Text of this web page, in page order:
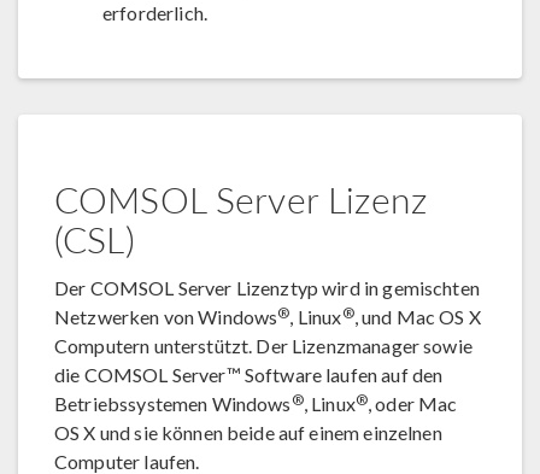
erforderlich.
COMSOL Server Lizenz
(CSL)
Der COMSOL Server Lizenztyp wird in gemischten
Netzwerken von Windows®, Linux®, und Mac OS X
Computern unterstützt. Der Lizenzmanager sowie
die COMSOL Server™ Software laufen auf den
Betriebssystemen Windows ®, Linux®, oder Mac
OS X und sie können beide auf einem einzelnen
Computer laufen.